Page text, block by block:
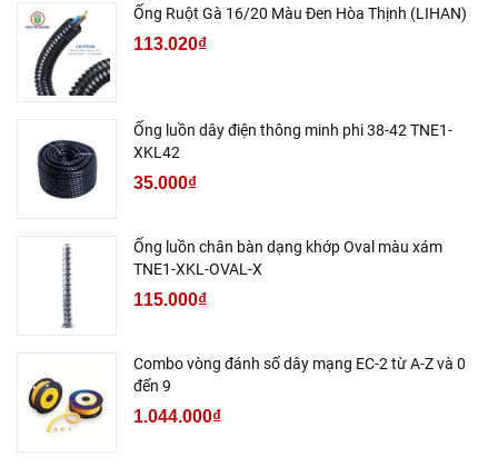
Ống Ruột Gà 16/20 Màu Đen Hòa Thịnh (LIHAN)
113.020₫
Ống luồn dây điện thông minh phi 38-42 TNE1-
XKL42
35.000₫
Ống luồn chân bàn dạng khớp Oval màu xám
TNE1-XKL-OVAL-X
115.000₫
Combo vòng đánh số dây mạng EC-2 từ A-Z và 0
đến 9
1.044.000₫